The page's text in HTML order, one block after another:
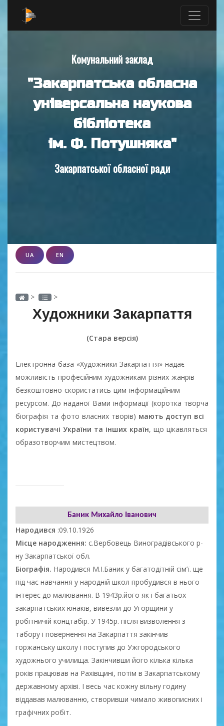
Комунальний заклад
"Закарпатська обласна
універсальна наукова
бібліотека
ім. Ф. Потушняка"
Закарпатської обласної ради
UA EN
> >
Художники Закарпаття
(Стара версія)
Електронна база «Художники Закарпаття» надає
можливість професійним художникам різних жанрів
безкоштовно скористатись цим інформаційним
ресурсом. До наданої Вами інформації (коротка творча
біографія та фото власних творів) мають доступ всі
користувачі України та інших країн, що цікавляться
образотворчим мистецтвом.
Баник Михайло Іванович
Народився :09.10.1926
Місце народження: с.Вербовець Виноградівського р-
ну Закарпатської обл.
Біографія. Народився М.І.Баник у багатодітній сім’ї. ще
під час навчання у народній школ пробудився в нього
інтерес до малювання. В 1943р.його як і багатьох
закарпатських юнаків, вивезли до Угорщини у
робітничій концтабір. У 1945р. після визволення з
табору і повернення на Закарпаття закінчив
горжанську школу і поступив до Ужгородського
художнього училища. Закінчивши його кілька кілька
років працював на Рахівщині, потім в Закарпатському
державному архіві. І весь час кожну вільну годину
віддавав малюванню, створивши чимало живописних і
графічних робіт.